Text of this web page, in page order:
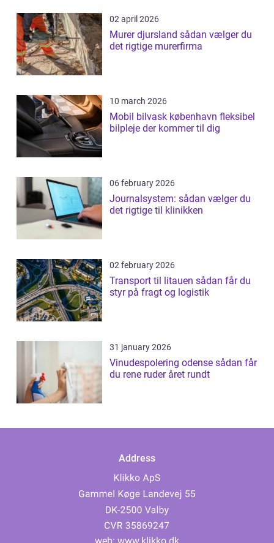
02 april 2026
Murer djursland sådan vælger du
det rigtige murerfirma
10 march 2026
Mobil bilvask københavn fleksibel
bilpleje der kommer til dig
06 february 2026
Journalsystem: sådan vælger du
det rigtige til klinikken
02 february 2026
Transport til litauen sådan får du
styr på fragt og logistik
31 january 2026
Vinudespolering odense sådan får
du rene ruder året rundt
Address